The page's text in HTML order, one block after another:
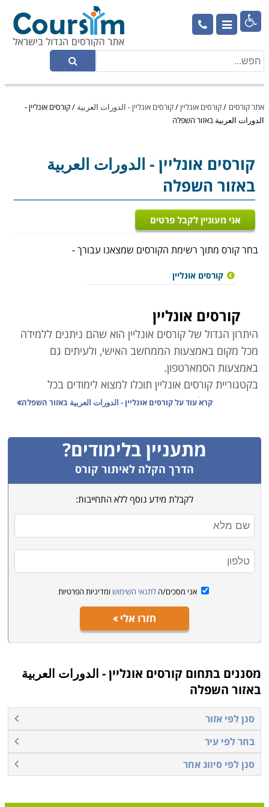

אתר קורסים /קורסים אונליין/קורסים אונליין - الدورات العربية /קורסים אונליין -
الدورات العربية באזור השפלה
קורסים אונליין - الدورات العربية
באזור השפלה
אני מעוניין לקבל פרטים
בחר קורס מתוך רשימת הקורסים שמצאנו עבורך -
קורסים אונליין
קורסים אונליין
היתרון הגדול של קורסים אונליין הוא שהם ניתנים ללמידה
מכל מקום באמצעות הממחשב האישי, ולעיתים גם
באמצעות הסמארטפון.
בקטגוריית קורסים אונליין תוכלו למצוא לימודים בכל
התחומים ובכל הרמות.
ושוק ההון, המחשבים והתוכנה, חינוך, עיצוב ואפילו ספורט.
קורסים רבים מועברים פרונטלית באמצעות מצלמת
המחשב ומאפשרים שיחה אינטרקטיבית בין המרצה
לתלמידים.
חלק מהקורסים הם בפורמט של קורסים מוקלטים –
הרצאות, בהם ניתן לקבל ידע נרחב בתחום המבוקש, לחזור
על חומר שנלמד ולהעמיק בידע הנרכש.
קראו בקטגוריית קורסים אונליין את פירוט הקורסים, בחרו את
הקורס המתאים, מלאו את הפרטים ונציג הקורס יצור אתכם
קשר בהקדם.
קרא עוד עלקורסים אונליין - الدورات العربية באזור השפלה
מתעניין בלימודים?
הדרך הקלה לאיתור קורס
לקבלת מידע נוסף ללא התחייבות:
אני מסכים/ה לתנאי השימוש ומדיניות הפרטיות
חזרו אלי
מסננים בתחום קורסים אונליין - الدورات العربية
באזור השפלה
סנן לפי אזור
בחר לפי עיר
סנן לפי סיווג אחר